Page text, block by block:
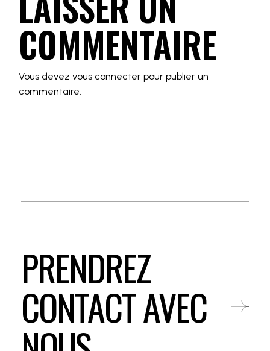
COMMENTAIRE
Vous devezvous connecter pour publier un
commentaire.
PRENDREZ
CONTACT AVEC